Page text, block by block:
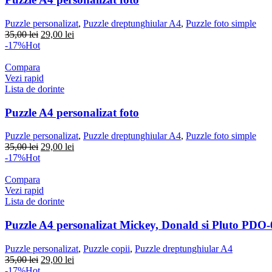
Puzzle personalizat, Puzzle dreptunghiular A4, Puzzle foto simple
35,00lei Prețul
35,00 lei.
29,00 lei
-17%Hot
Compara
Vezi rapid
Lista de dorinte
Puzzle A4 personalizat foto
Puzzle personalizat, Puzzle dreptunghiular A4, Puzzle foto simple
35,00lei Prețul
35,00 lei.
29,00 lei
-17%Hot
Compara
Vezi rapid
Lista de dorinte
Puzzle A4 personalizat Mickey, Donald si Pluto
Puzzle personalizat, Puzzle copii, Puzzle dreptunghiular A4
35,00lei Prețul
29,00 lei